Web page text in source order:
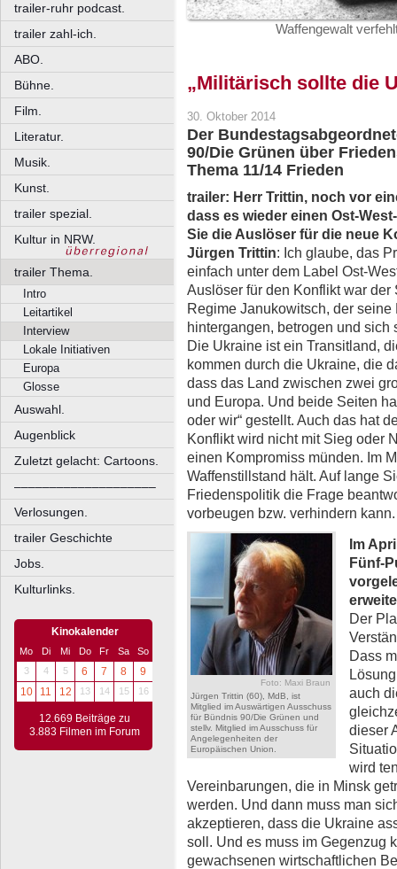
trailer-ruhr podcast.
trailer zahl-ich.
ABO.
Bühne.
Film.
Literatur.
Musik.
Kunst.
trailer spezial.
Kultur in NRW.
trailer Thema.
Intro
Leitartikel
Interview
Lokale Initiativen
Europa
Glosse
Auswahl.
Augenblick
Zuletzt gelacht: Cartoons.
––––––––––––––––––––
Verlosungen.
trailer Geschichte
Jobs.
Kulturlinks.
Kinokalender
Mo Di Mi Do Fr Sa
So
3
4 5 6 7 8
9
10
11 12 13 14 15 16
12.669 Beiträge zu
3.883 Filmen im Forum
Waffengewalt
„Militärisch sollte die
30. Oktober 2014
Der
90/Die Grünen über
Thema 11/14 Frieden
trailer: Herr Trittin, noch vor
dass es wieder einen Ost-
Sie die Auslöser für die neue
Jürgen Trittin: Ich glaube, das
einfach unter dem Label Ost-
Auslöser für den Konflikt war
Regime Janukowitsch, der
hintergangen, betrogen und
Die Ukraine ist ein Transitland,
kommen durch die Ukraine, die
dass das Land zwischen zwei
und Europa. Und beide Seiten
oder wir“ gestellt. Auch das hat
Konflikt wird nicht mit Sieg oder
einen Kompromiss münden. Im
Waffenstillstand hält. Auf lange
Friedenspolitik die Frage
vorbeugen bzw. verhindern kann.
Foto: Maxi Braun
Jürgen Trittin (60), MdB, ist
Mitglied im Auswärtigen Ausschuss
für Bündnis 90/Die Grünen und
stellv. Mitglied im Ausschuss für
Angelegenheiten der
Europäischen Union.
Im
Fünf-
Der
Dass
auch
dieser
wird
Vereinbarungen, die in Minsk
werden. Und dann muss man
akzeptieren, dass die Ukraine
soll. Und es muss im Gegenzug
gewachsenen wirtschaftlichen